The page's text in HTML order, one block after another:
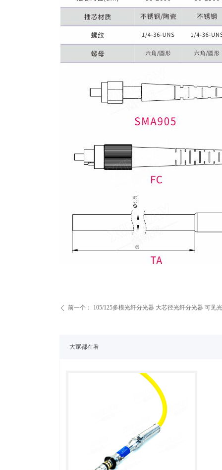
大家都在看
ꄴ 前一个： 105/125多模光纤分光器 大芯径光纤分光器 可见